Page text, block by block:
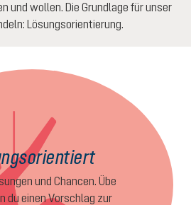
und wollen. Die Grundlage für unser
Lösungsorientierung.
und Chancen. Übe
du einen Vorschlag zur